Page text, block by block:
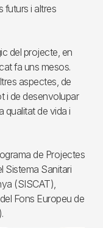
futurs i altres
del projecte, en
fa uns mesos.
aspectes, de
i de desenvolupar
qualitat de vida i
de Projectes
Sistema Sanitari
(SISCAT),
Fons Europeu de